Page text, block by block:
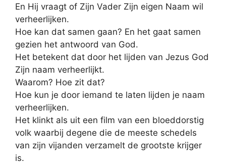
En Hij vraagt of Zijn Vader Zijn eigen Naam wil
verheerlijken.
Hoe kan dat samen gaan? En het gaat samen
gezien het antwoord van God.
Het betekent dat door het lijden van Jezus God
Zijn naam verheerlijkt.
Waarom? Hoe zit dat?
Hoe kun je door iemand te laten lijden je naam
verheerlijken.
Het klinkt als uit een film van een bloeddorstig
volk waarbij degene die de meeste schedels
van zijn vijanden verzamelt de grootste krijger
is.